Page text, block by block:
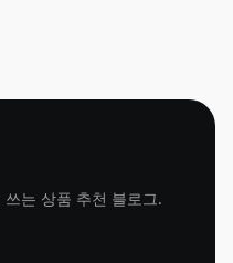
는 상품 추천 블로그.